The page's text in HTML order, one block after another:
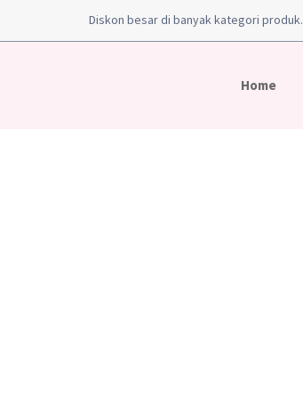
Diskon besar di banyak kategori produk.
Home